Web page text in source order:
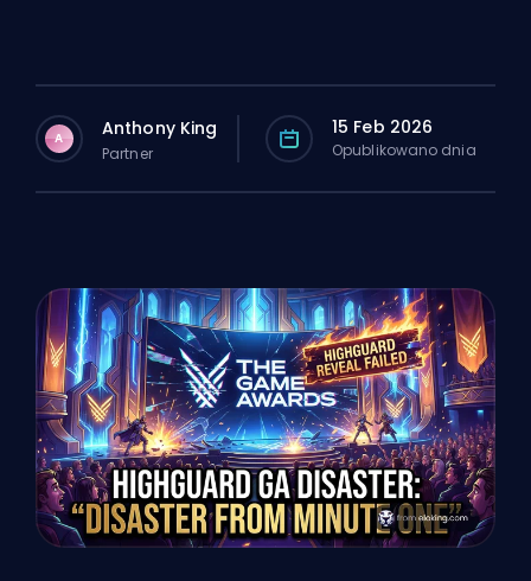
A Anthony King
Partner
15 Feb 2026
Opublikowano dnia